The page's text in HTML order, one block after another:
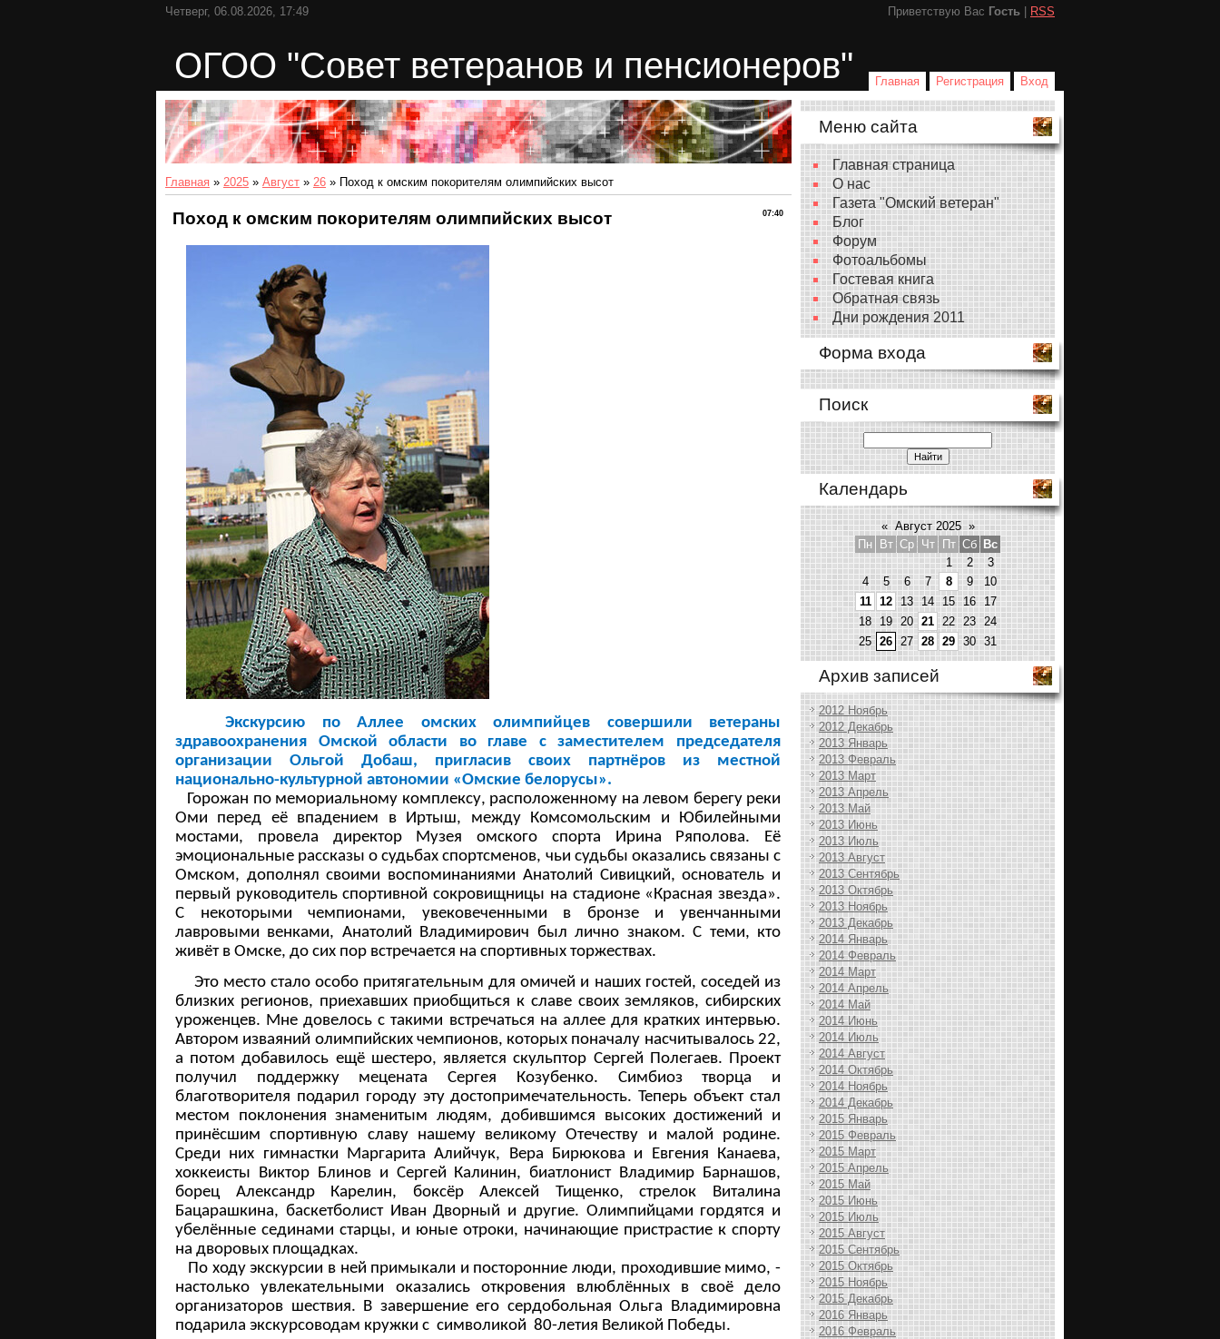
Четверг, 06.08.2026, 17:49 Приветствую Вас Гость RSS
ОГОО "Совет ветеранов и пенсионеров" Главная Регистрация Вход
Главная » 2025 » Август » 26 » Поход к омским покорителям олимпийских высот
07:40
Поход к омским покорителям олимпийских высот
Экскурсию по Аллее омских олимпийцев совершили ветераны
здравоохранения Омской области во главе с заместителем председателя
организации Ольгой Добаш, пригласив своих партнёров из местной
национально-культурной автономии «Омские белорусы».
Горожан по мемориальному комплексу, расположенному на левом берегу реки
Оми перед её впадением в Иртыш, между Комсомольским и Юбилейными
мостами, провела директор Музея омского спорта Ирина Ряполова. Её
эмоциональные рассказы о судьбах спортсменов, чьи судьбы оказались связаны с
Омском, дополнял своими воспоминаниями Анатолий Сивицкий, основатель и
первый руководитель спортивной сокровищницы на стадионе «Красная звезда».
С некоторыми чемпионами, увековеченными в бронзе и увенчанными
лавровыми венками, Анатолий Владимирович был лично знаком. С теми, кто
живёт в Омске, до сих пор встречается на спортивных торжествах.
Это место стало особо притягательным для омичей и наших гостей, соседей из
близких регионов, приехавших приобщиться к славе своих земляков, сибирских
уроженцев. Мне довелось с такими встречаться на аллее для кратких интервью.
Автором изваяний олимпийских чемпионов, которых поначалу насчитывалось 22,
а потом добавилось ещё шестеро, является скульптор Сергей Полегаев. Проект
получил поддержку мецената Сергея Козубенко. Симбиоз творца и
благотворителя подарил городу эту достопримечательность. Теперь объект стал
местом поклонения знаменитым людям, добившимся высоких достижений и
принёсшим спортивную славу нашему великому Отечеству и малой родине.
Среди них гимнастки Маргарита Алийчук, Вера Бирюкова и Евгения Канаева,
хоккеисты Виктор Блинов и Сергей Калинин, биатлонист Владимир Барнашов,
борец Александр Карелин, боксёр Алексей Тищенко, стрелок Виталина
Бацарашкина, баскетболист Иван Дворный и другие. Олимпийцами гордятся и
убелённые сединами старцы, и юные отроки, начинающие пристрастие к спорту
на дворовых площадках.
По ходу экскурсии в ней примыкали и посторонние люди, проходившие мимо, -
настолько увлекательными оказались откровения влюблённых в своё дело
организаторов шествия. В завершение его сердобольная Ольга Владимировна
подарила экскурсоводам кружки с символикой 80-летия Великой Победы.
Меню сайта
Главная страница
О нас
Газета "Омский ветеран"
Блог
Форум
Фотоальбомы
Гостевая книга
Обратная связь
Дни рождения 2011
Форма входа
Поиск
Календарь
« Август 2025 »
Пн
Вт Ср Чт Пт Сб Вс
1
2
3
4
5 6 7 8 9
10
11
12 13 14 15 16
17
18 19 20 21 22 23 24
25 26 27 28 29 30 31
Архив записей
2012 Ноябрь
2012 Декабрь
2013 Январь
2013 Февраль
2013 Март
2013 Апрель
2013 Май
2013 Июнь
2013 Июль
2013 Август
2013 Сентябрь
2013 Октябрь
2013 Ноябрь
2013 Декабрь
2014 Январь
2014 Февраль
2014 Март
2014 Апрель
2014 Май
2014 Июнь
2014 Июль
2014 Август
2014 Октябрь
2014 Ноябрь
2014 Декабрь
2015 Январь
2015 Февраль
2015 Март
2015 Апрель
2015 Май
2015 Июнь
2015 Июль
2015 Август
2015 Сентябрь
2015 Октябрь
2015 Ноябрь
2015 Декабрь
2016 Январь
2016 Февраль